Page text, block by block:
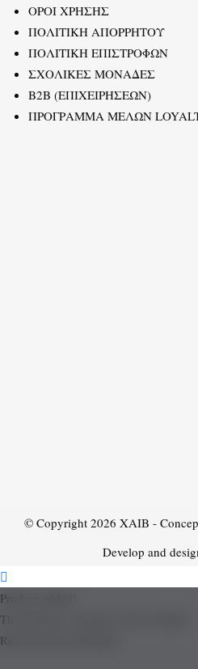
ΟΡΟΙ ΧΡΗΣΗΣ
ΠΟΛΙΤΙΚΗ ΑΠΟΡΡΗΤΟΥ
ΠΟΛΙΤΙΚΗ ΕΠΙΣΤΡΟΦΩΝ
ΣΧΟΛΙΚΕΣ ΜΟΝΑΔΕΣ
B2B (ΕΠΙΧΕΙΡΗΣΕΩΝ)
ΠΡΟΓΡΑΜΜΑ ΜΕΛΩΝ
© Copyright 2026 XAIB -
Develop and
Product added!
The product is already in the wishlist!
Removed from Wishlist